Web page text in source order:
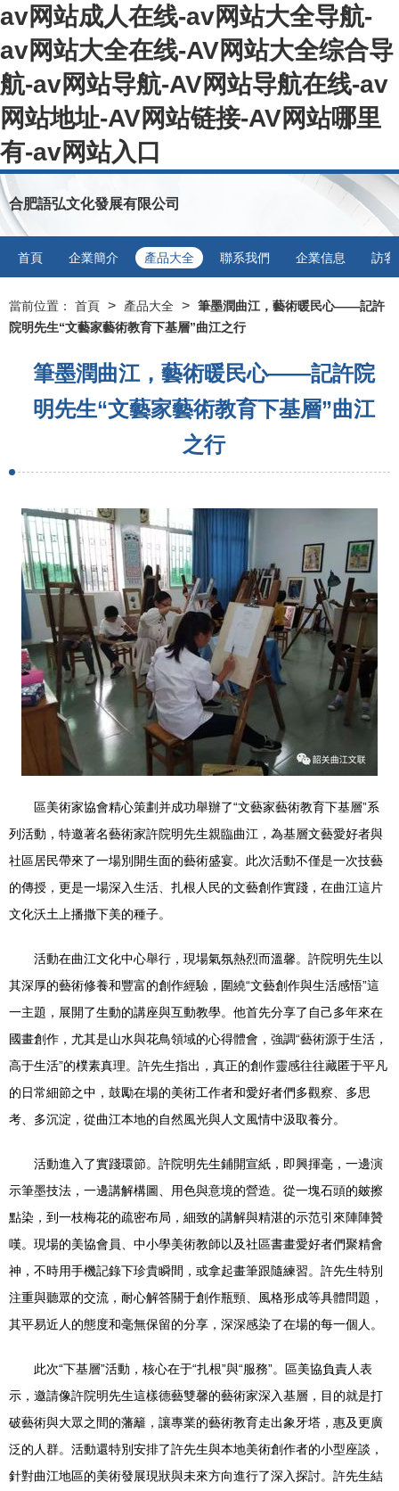
av网站成人在线-av网站大全导航-
av网站大全在线-AV网站大全综合导
航-av网站导航-AV网站导航在线-av
网站地址-AV网站链接-AV网站哪里
有-av网站入口
合肥語弘文化發展有限公司
首頁 企業簡介 產品大全 聯系我們 企業信息 訪客
當前位置： 首頁 > 產品大全 > 筆墨潤曲江，藝術暖民心——記許
院明先生“文藝家藝術教育下基層”曲江之行
筆墨潤曲江，藝術暖民心——記許院
明先生“文藝家藝術教育下基層”曲江
之行
區美術家協會精心策劃并成功舉辦了“文藝家藝術教育下基層”系
列活動，特邀著名藝術家許院明先生親臨曲江，為基層文藝愛好者與
社區居民帶來了一場別開生面的藝術盛宴。此次活動不僅是一次技藝
的傳授，更是一場深入生活、扎根人民的文藝創作實踐，在曲江這片
文化沃土上播撒下美的種子。
活動在曲江文化中心舉行，現場氣氛熱烈而溫馨。許院明先生以
其深厚的藝術修養和豐富的創作經驗，圍繞“文藝創作與生活感悟”這
一主題，展開了生動的講座與互動教學。他首先分享了自己多年來在
國畫創作，尤其是山水與花鳥領域的心得體會，強調“藝術源于生活，
高于生活”的樸素真理。許先生指出，真正的創作靈感往往藏匿于平凡
的日常細節之中，鼓勵在場的美術工作者和愛好者們多觀察、多思
考、多沉淀，從曲江本地的自然風光與人文風情中汲取養分。
活動進入了實踐環節。許院明先生鋪開宣紙，即興揮毫，一邊演
示筆墨技法，一邊講解構圖、用色與意境的營造。從一塊石頭的皴擦
點染，到一枝梅花的疏密布局，細致的講解與精湛的示范引來陣陣贊
嘆。現場的美協會員、中小學美術教師以及社區書畫愛好者們聚精會
神，不時用手機記錄下珍貴瞬間，或拿起畫筆跟隨練習。許先生特別
注重與聽眾的交流，耐心解答關于創作瓶頸、風格形成等具體問題，
其平易近人的態度和毫無保留的分享，深深感染了在場的每一個人。
此次“下基層”活動，核心在于“扎根”與“服務”。區美協負責人表
示，邀請像許院明先生這樣德藝雙馨的藝術家深入基層，目的就是打
破藝術與大眾之間的藩籬，讓專業的藝術教育走出象牙塔，惠及更廣
泛的人群。活動還特別安排了許先生與本地美術創作者的小型座談，
針對曲江地區的美術發展現狀與未來方向進行了深入探討。許先生結